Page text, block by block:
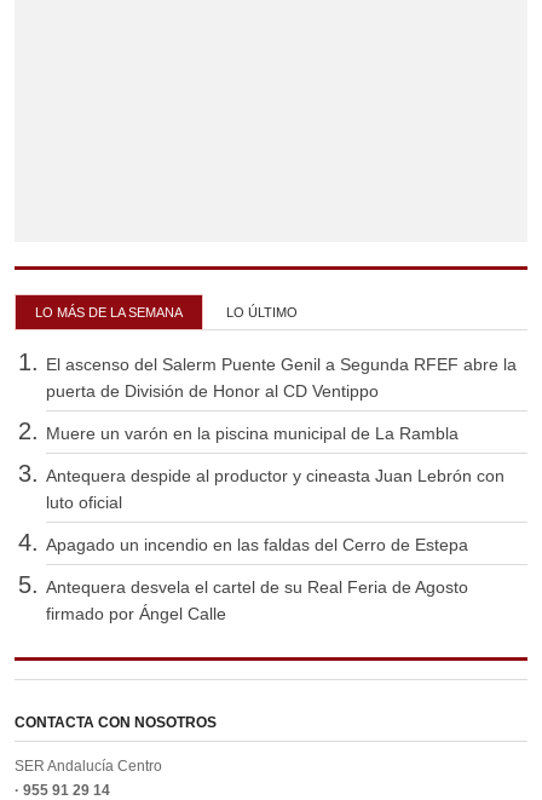
LO MÁS DE LA SEMANA LO ÚLTIMO
El ascenso del Salerm Puente Genil a Segunda RFEF abre la
puerta de División de Honor al CD Ventippo
Muere un varón en la piscina municipal de La Rambla
Antequera despide al productor y cineasta Juan Lebrón con
luto oficial
Apagado un incendio en las faldas del Cerro de Estepa
Antequera desvela el cartel de su Real Feria de Agosto
firmado por Ángel Calle
CONTACTA CON NOSOTROS
SER Andalucía Centro
· 955 91 29 14